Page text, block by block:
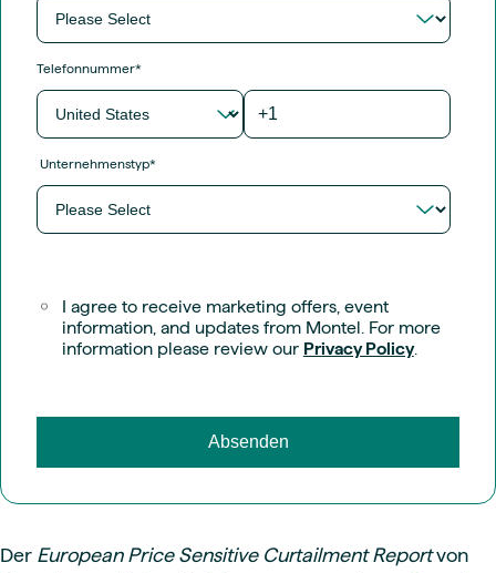
Telefonnummer*
Unternehmenstyp*
I agree to receive marketing offers, event
information, and updates from Montel. For more
information please review our Privacy Policy.
Der European Price Sensitive Curtailment Reportvon